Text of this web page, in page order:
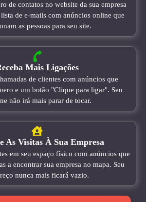
de contatos no website da sua empresa
de e-mails com anúncios online que
as pessoas para seu site.
Mais Ligações
de clientes com anúncios que
e um botão "Clique para ligar". Seu
não irá mais parar de tocar.
As Visitas À Sua Empresa
em seu espaço físico com anúncios que
a encontrar sua empresa no mapa. Seu
nunca mais ficará vazio.